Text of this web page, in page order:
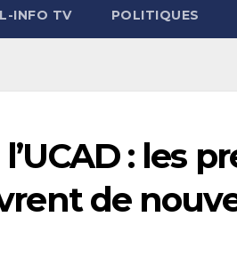
INFO TV POLITIQUES
: les
de